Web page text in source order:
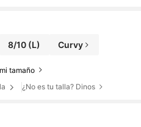
8/10 (L) Curvy
tamaño
¿No es tu talla? Dinos